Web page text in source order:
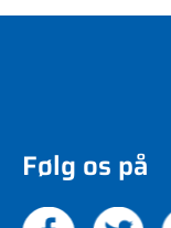
Følg os på